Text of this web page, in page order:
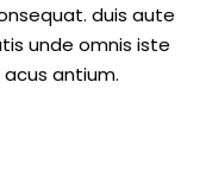
duis aute
unde omnis iste
antium.